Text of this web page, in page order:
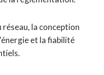
réseau, la conception
et la fiabilité